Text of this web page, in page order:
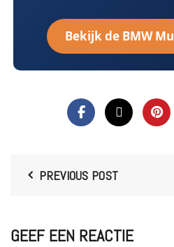
Bekijk de BMW
PREVIOUS POST
GEEF EEN REACTIE